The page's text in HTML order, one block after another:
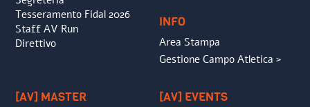
Tesseramento Fidal 2026
Staff AV Run
Direttivo
INFO
Area Stampa
Gestione Campo Atletica >
[AV] MASTER [AV] EVENTS